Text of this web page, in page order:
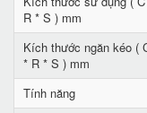
R * S ) mm
Kích thước ngăn kéo (
* R * S ) mm
Tính năng